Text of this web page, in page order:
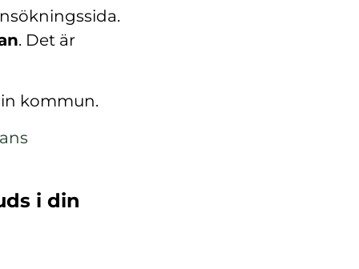
. Det är
kommun.
i din